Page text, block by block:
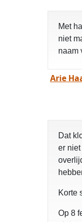
Met
niet
naam
Arie
Dat
er
Korte
Op 8